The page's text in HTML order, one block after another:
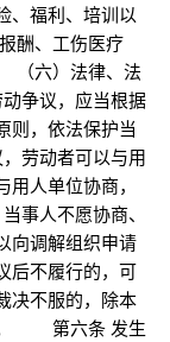
福利、培训以
酬、工伤医疗
六）法律、法
争议，应当根据
则，依法保护当
劳动者可以与用
人单位协商，
人不愿协商、
向调解组织申请
后不履行的，可
决不服的，除本
。 第六条 发生